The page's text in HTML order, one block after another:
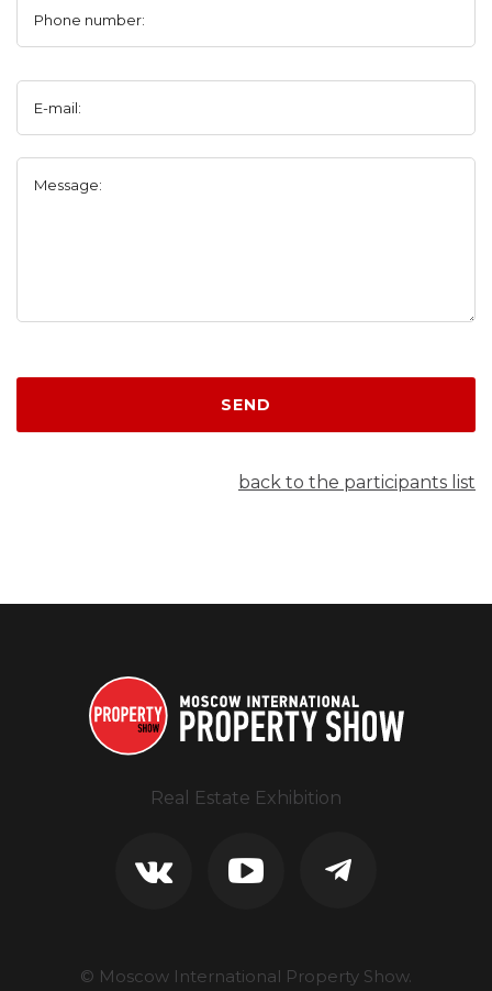
Phone number:
E-mail:
Message:
SEND
back to the participants list
Real Estate Exhibition
© Moscow International Property Show.